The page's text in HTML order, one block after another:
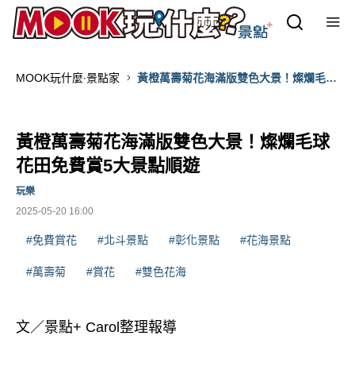
MOOK玩什麼‧景點家
黃橙萬壽菊花海滿版雙色大景！燦爛毛球
黃橙萬壽菊花海滿版雙色大景！燦爛毛球
花田免費賞5大景點順遊
2025-05-20 16:00
玩樂
#免費賞花 #北斗景點 #彰化景點 #花海景點
#萬壽菊 #賞花 #雙色花海
文／景點+ Carol整理報導